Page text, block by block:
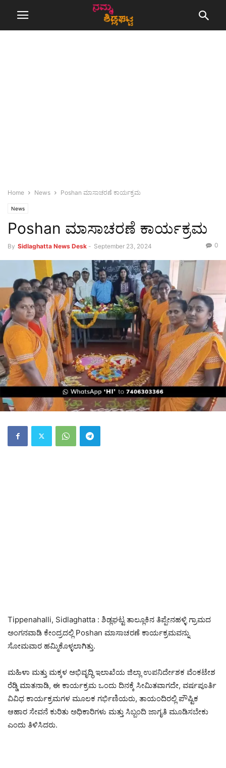
Home News Poshan ಮಾಸಾಚರಣೆ ಕಾರ್ಯಕ್ರಮ
News
Poshan ಮಾಸಾಚರಣೆ ಕಾರ್ಯಕ್ರಮ
By Sidlaghatta News Desk - September 23, 2024 0
Tippenahalli, Sidlaghatta : ಶಿಡ್ಲಘಟ್ಟ ತಾಲ್ಲೂಕಿನ ತಿಪ್ಪೇನಹಳ್ಳಿ ಗ್ರಾಮದ
ಅಂಗನವಾಡಿ ಕೇಂದ್ರದಲ್ಲಿ Poshan ಮಾಸಾಚರಣೆ ಕಾರ್ಯಕ್ರಮವನ್ನು
ಸೋಮವಾರ ಹಮ್ಮಿಕೊಳ್ಳಲಾಗಿತ್ತು.
ಮಹಿಳಾ ಮತ್ತು ಮಕ್ಕಳ ಅಭಿವೃದ್ಧಿ ಇಲಾಖೆಯ ಜಿಲ್ಲಾ ಉಪನಿರ್ದೇಶಕ ವೆಂಕಟೇಶ
ರೆಡ್ಡಿ ಮಾತನಾಡಿ, ಈ ಕಾರ್ಯಕ್ರಮ ಒಂದು ದಿನಕ್ಕೆ ಸೀಮಿತವಾಗದೇ, ವರ್ಷಪೂರ್ತಿ
ವಿವಿಧ ಕಾರ್ಯಕ್ರಮಗಳ ಮೂಲಕ ಗರ್ಭಿಣಿಯರು, ತಾಯಂದಿರಲ್ಲಿ ಪೌಷ್ಟಿಕ
ಆಹಾರ ಸೇವನೆ ಕುರಿತು ಅಧಿಕಾರಿಗಳು ಮತ್ತು ಸಿಬ್ಬಂದಿ ಜಾಗೃತಿ ಮೂಡಿಸಬೇಕು
ಎಂದು ತಿಳಿಸಿದರು.